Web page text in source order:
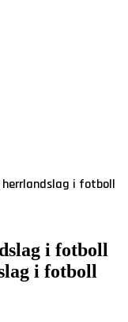
i fotboll
i fotboll
i fotboll